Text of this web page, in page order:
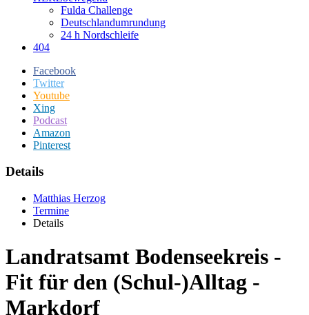
Fulda Challenge
Deutschlandumrundung
24 h Nordschleife
404
Facebook
Twitter
Youtube
Xing
Podcast
Amazon
Pinterest
Details
Matthias Herzog
Termine
Details
Landratsamt Bodenseekreis -
Fit für den (Schul-)Alltag -
Markdorf